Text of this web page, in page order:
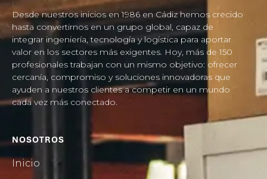
Desde nuestros inicios en 1986 en Cádiz hemos crecido
hasta convertirnos en un grupo global, capaz de
integrar ingeniería, tecnología y logística para aportar
valor en los sectores más exigentes. Hoy, más de 150
profesionales trabajan con un mismo objetivo: ofrecer
cercanía, compromiso y soluciones innovadoras que
ayuden a nuestros clientes a competir en un mundo
cada vez más conectado.
NOSOTROS
Inicio